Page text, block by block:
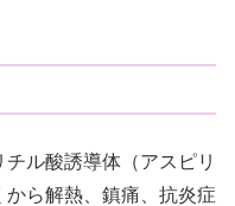
ル酸誘導体（アスピリ
ら解熱、鎮痛、抗炎症